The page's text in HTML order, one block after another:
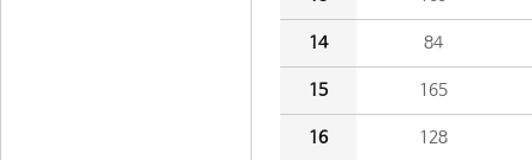
14 84
15 165
16 128